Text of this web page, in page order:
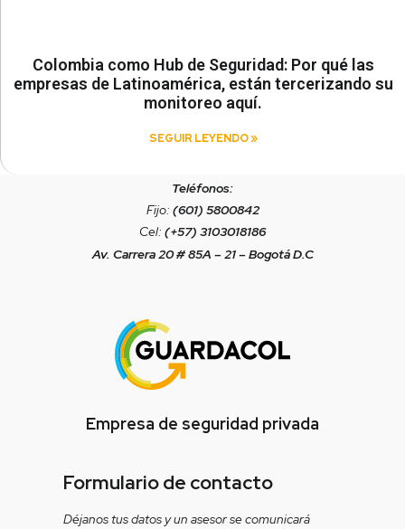
Colombia como Hub de Seguridad: Por qué las
empresas de Latinoamérica, están tercerizando su
monitoreo aquí.
SEGUIR LEYENDO »
Teléfonos:
Fijo: (601) 5800842
Cel: (+57) 3103018186
Av. Carrera 20 # 85A – 21 – Bogotá D.C
Empresa de seguridad privada
Formulario de contacto
Déjanos tus datos y un asesor se comunicará